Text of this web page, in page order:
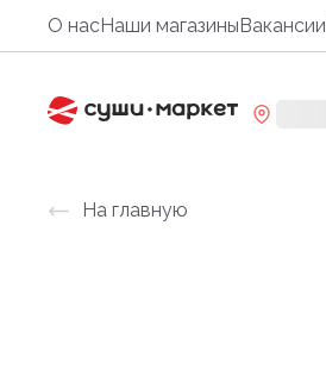
О насНаши магазиныВакансии
На главную